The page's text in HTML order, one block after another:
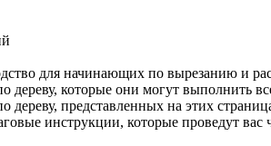
для начинающих по вырезанию и
дереву, которые они могут выполнить
дереву, представленных на этих
инструкции, которые проведут вас